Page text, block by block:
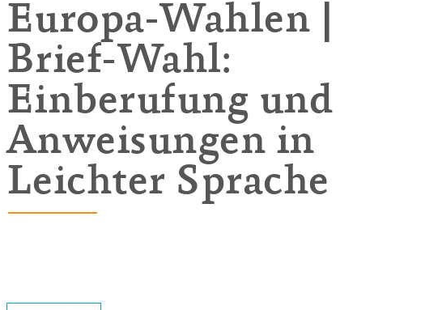
Europa-Wahlen |
Brief-Wahl:
Einberufung und
Anweisungen in
Leichter Sprache